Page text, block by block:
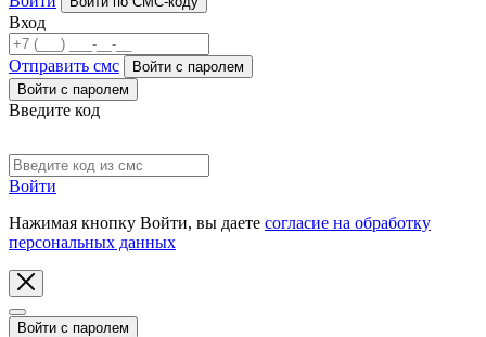
Вход
Отправить смс
Войти c паролем
Войти с паролем
Введите код
Войти
Нажимая кнопку Войти, вы даете согласие на обработку
персональных данных
Войти с паролем